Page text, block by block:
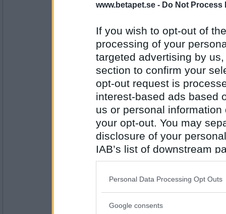
www.betapet.se - Do Not Process
If you wish to opt-out of
processing of your
targeted advertising by
section to confirm your
opt-out request is
interest-based ads based
us or personal
your opt-out. You may
disclosure of your
IAB’s list of downstream
also be disclosed by us
Downstream Participants
Please note that this
Personal Data Processing Opt Outs
Google consents
Antal inlägg:
eric1971
Antal inlägg:
7834
väsensskilt